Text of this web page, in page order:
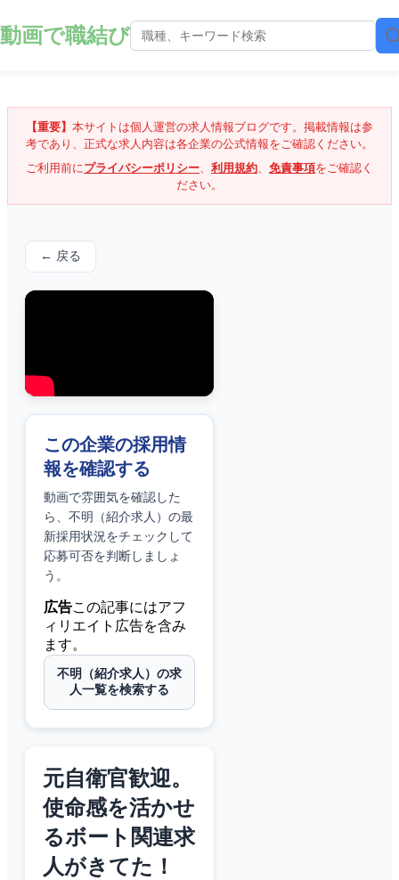
動画で職結び
【重要】 本サイトは個人運営の求人情報ブログです。掲載情報は参
考であり、正式な求人内容は各企業の公式情報をご確認ください。
ご利用前にプライバシーポリシー、 利用規約、 免責事項をご確認く
ださい。
← 戻る
この企業の採用情
報を確認する
動画で雰囲気を確認した
ら、 不明（紹介求人） の最
新採用状況をチェックして
応募可否を判断しましょ
う。
広告この記事にはアフ
ィリエイト広告を含み
ます。
不明（紹介求人）の求
人一覧を検索する
元自衛官歓迎。
使命感を活かせ
るボート関連求
人がきてた！